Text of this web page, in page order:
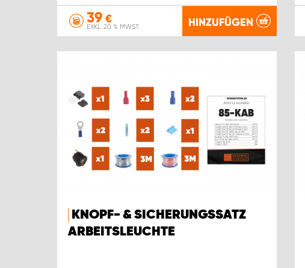
39 €
EXKL. 20 % MWST. HINZUFÜGEN
KNOPF- & SICHERUNGSSATZ
ARBEITSLEUCHTE